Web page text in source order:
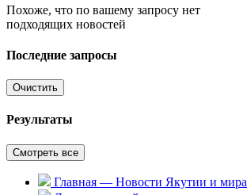
Похоже, что по вашему запросу нет
подходящих новостей
Последние запросы
Очистить
Результаты
Смотреть все
Главная — Новости Якутии и мира